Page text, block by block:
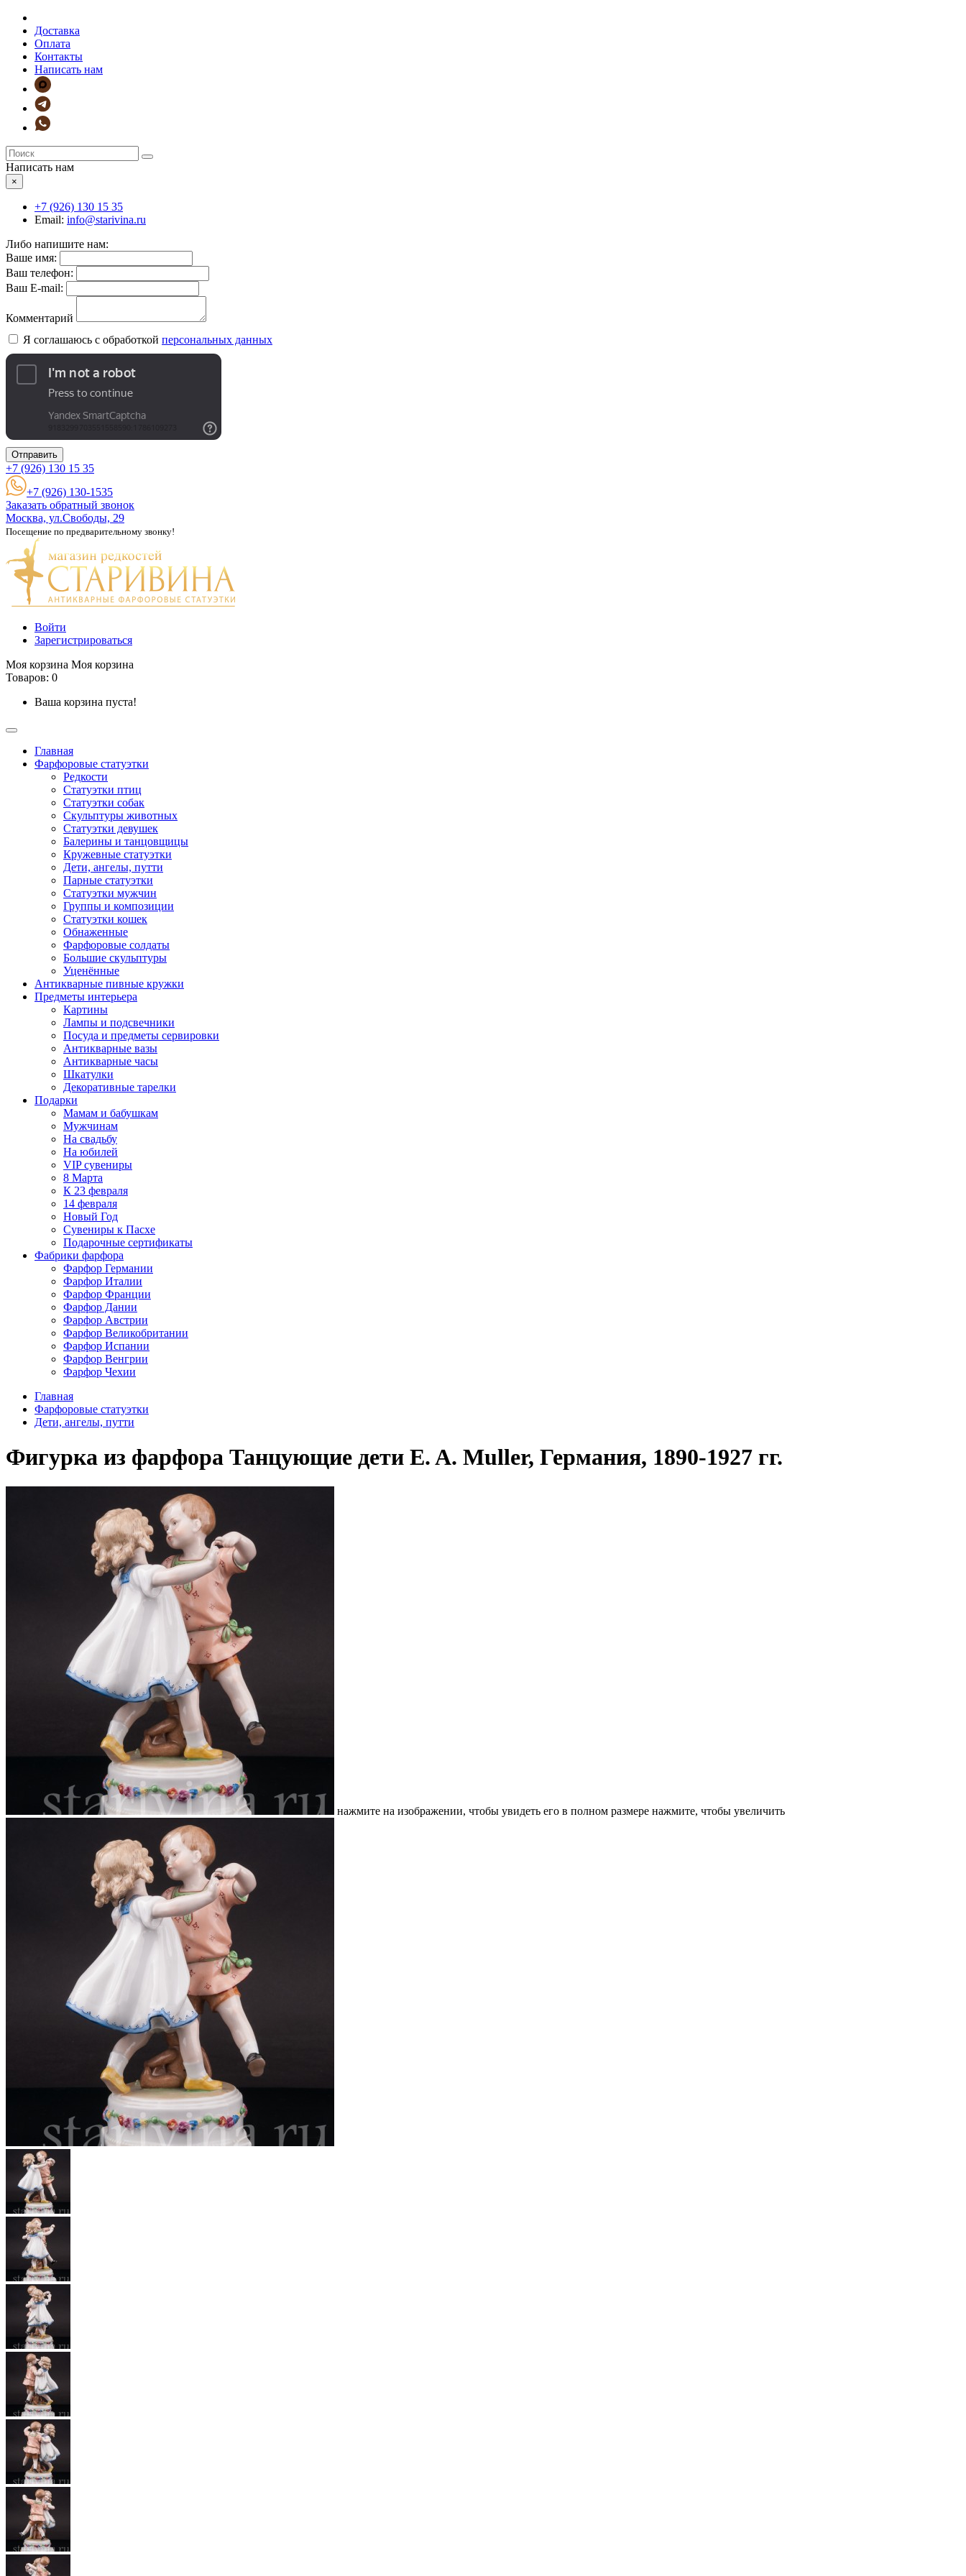
Доставка
Оплата
Контакты
Написать нам
Написать нам
×
+7 (926) 130 15 35
Email: info@starivina.ru
Либо напишите нам:
Ваше имя:
Ваш телефон:
Ваш E-mail:
Комментарий
Я соглашаюсь с обработкой персональных данных
Отправить
+7 (926) 130 15 35
+7 (926) 130-1535
Заказать обратный звонок
Москва, ул.Свободы, 29
Посещение по предварительному звонку!
Войти
Зарегистрироваться
Моя корзина Моя корзина
Товаров: 0
Ваша корзина пуста!
Главная
Фарфоровые статуэтки
Редкости
Cтатуэтки птиц
Cтатуэтки собак
Скульптуры животных
Статуэтки девушек
Балерины и танцовщицы
Кружевные статуэтки
Дети, ангелы, путти
Парные статуэтки
Статуэтки мужчин
Группы и композиции
Статуэтки кошек
Обнаженные
Фарфоровые солдаты
Большие скульптуры
Уценённые
Антикварные пивные кружки
Предметы интерьера
Картины
Лампы и подсвечники
Посуда и предметы сервировки
Антикварные вазы
Антикварные часы
Шкатулки
Декоративные тарелки
Подарки
Мамам и бабушкам
Мужчинам
На свадьбу
На юбилей
VIP сувениры
8 Марта
К 23 февраля
14 февраля
Новый Год
Сувениры к Пасхе
Подарочные сертификаты
Фабрики фарфора
Фарфор Германии
Фарфор Италии
Фарфор Франции
Фарфор Дании
Фарфор Австрии
Фарфор Великобритании
Фарфор Испании
Фарфор Венгрии
Фарфор Чехии
Главная
Фарфоровые статуэтки
Дети, ангелы, путти
Фигурка из фарфора Танцующие дети E. A. Muller, Германия, 1890-1927 гг.
нажмите на изображении, чтобы увидеть его в полном размере нажмите, чтобы увеличить